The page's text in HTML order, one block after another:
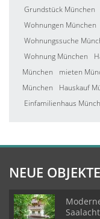
Grundstück München
Wohnungen München
Wohnungssuche
Wohnung München
München
mieten
München
Hauskauf
Einfamilienhaus
NEUE OBJEKTE